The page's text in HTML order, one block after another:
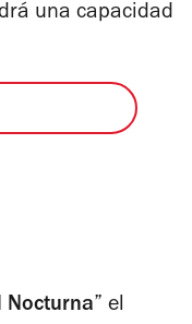
una capacidad
Nocturna” el